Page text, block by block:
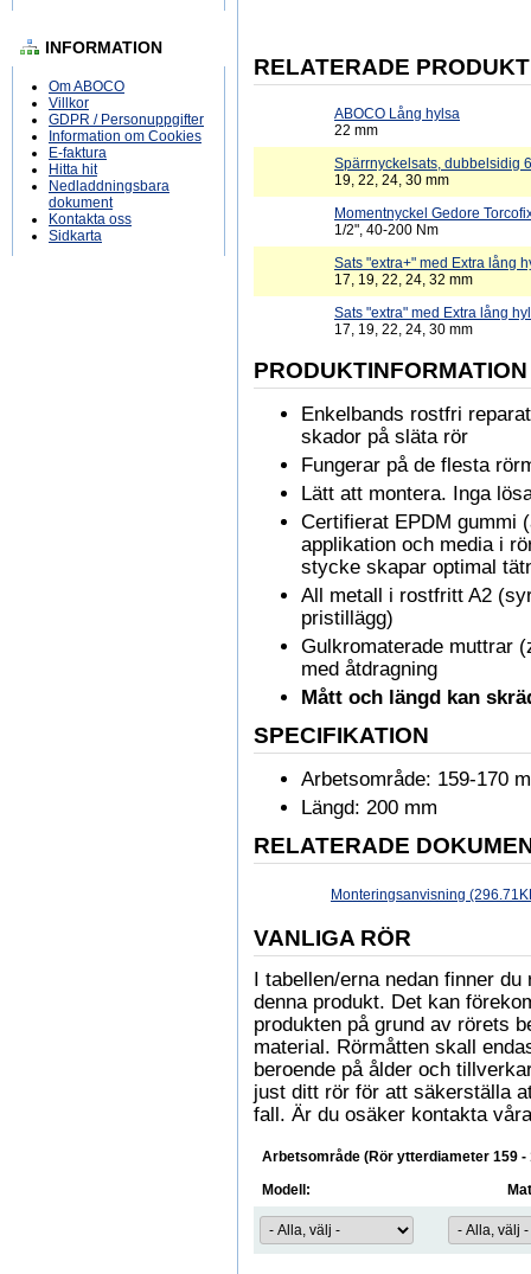
INFORMATION
Om ABOCO
Villkor
GDPR / Personuppgifter
Information om Cookies
E-faktura
Hitta hit
Nedladdningsbara
dokument
Kontakta oss
Sidkarta
RELATERADE
ABOCO Lång hylsa
22 mm
Spärrnyckelsats, dubbelsidig
19, 22, 24, 30 mm
Momentnyckel Gedore
1/2", 40-200 Nm
Sats "extra+" med Extra lång
17, 19, 22, 24, 32 mm
Sats "extra" med Extra lång
17, 19, 22, 24, 30 mm
PRODUKTINFORMATION
Enkelbands rostfri
skador på släta rör
Fungerar på de flesta
Lätt att montera. Inga
Certifierat EPDM gummi
applikation och media i
stycke skapar optimal
All metall i rostfritt A2
pristillägg)
Gulkromaterade muttrar
med åtdragning
Mått och längd kan
SPECIFIKATION
Arbetsområde: 159-170
Längd: 200 mm
RELATERADE
Monteringsanvisning
VANLIGA RÖR
I tabellen/erna nedan finner
denna produkt. Det kan
produkten på grund av rörets
material. Rörmåtten skall
beroende på ålder och
just ditt rör för att säkerställa
fall. Är du osäker kontakta
Arbetsområde (Rör ytterdiameter 159 -
Modell: